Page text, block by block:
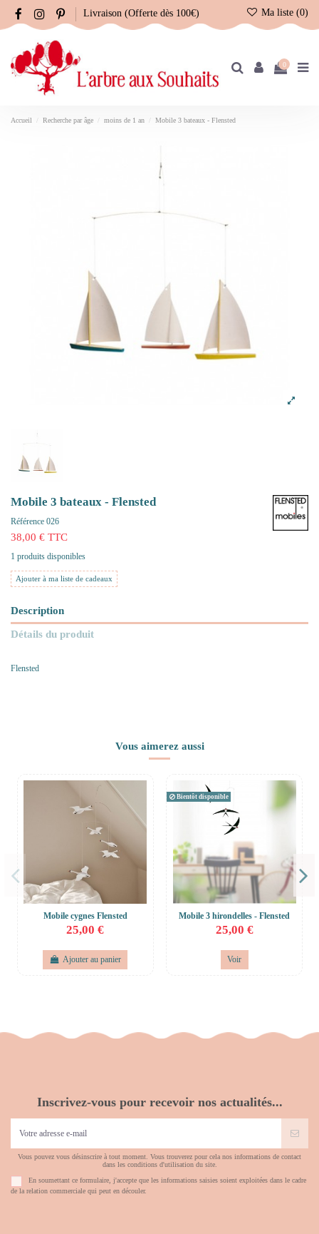
Livraison (Offerte dès 100€) Ma liste (0)
0
Accueil Recherche par âge moins de 1 an Mobile 3 bateaux - Flensted
Mobile 3 bateaux - Flensted
Référence 026
38,00 € TTC
1 produits disponibles
Ajouter à ma liste de cadeaux
Description
Détails du produit
Flensted
Vous aimerez aussi
Mobile cygnes Flensted
25,00 €
Ajouter au panier
Bientôt disponible
Mobile 3 hirondelles - Flensted
25,00 €
Voir
Inscrivez-vous pour recevoir nos actualités...
Vous pouvez vous désinscrire à tout moment. Vous trouverez pour cela nos informations de contact
dans les conditions d'utilisation du site.
En soumettant ce formulaire, j'accepte que les informations saisies soient exploitées dans le cadre
de la relation commerciale qui peut en découler.